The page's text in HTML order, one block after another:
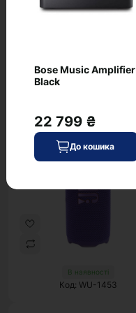
В наявності
Код: WU-1451
В наявності
Код: WU-1453
Bose Music Amplifier
Black
22 799 ₴
До кошика